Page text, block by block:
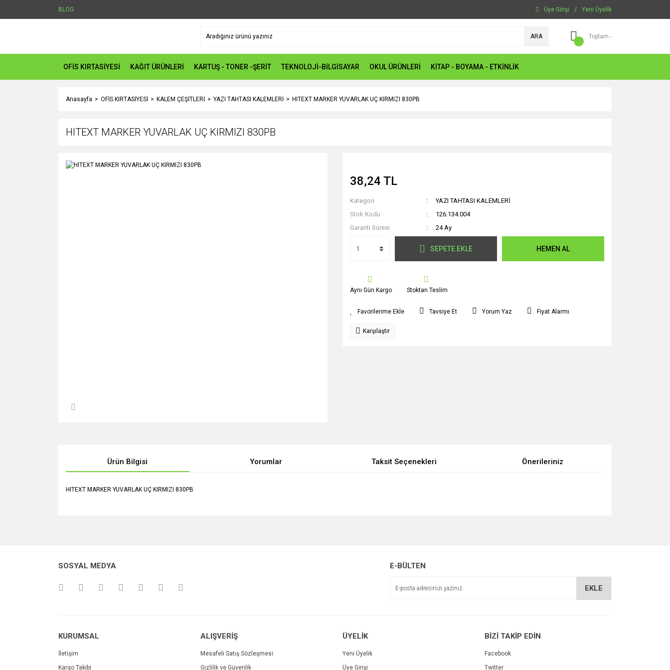
BLOG Üye Girişi / Yeni Üyelik
ARA Toplam -
OFİS KIRTASİYESİ KAĞIT ÜRÜNLERİ KARTUŞ - TONER -ŞERİT TEKNOLOJİ-BİLGİSAYAR OKUL ÜRÜNLERİ KİTAP - BOYAMA - ETKİNLİK
Anasayfa OFİS KIRTASİYESİ KALEM ÇEŞİTLERİ YAZI TAHTASI KALEMLERİ HITEXT MARKER YUVARLAK UÇ KIRMIZI 830PB
HITEXT MARKER YUVARLAK UÇ KIRMIZI 830PB
38,24 TL
Kategori
YAZI TAHTASI KALEMLERİ
Stok Kodu
126.134.004
Garanti Süresi
24 Ay
SEPETE EKLE HEMEN AL
Aynı Gün Kargo Stoktan Teslim
Tavsiye Et Yorum Yaz Fiyat Alarmı
Karşılaştır
Ürün Bilgisi Yorumlar Taksit Seçenekleri Önerileriniz
HITEXT MARKER YUVARLAK UÇ KIRMIZI 830PB
Ürün açıklamasında eksik bilgiler bulunuyor.
SOSYAL MEDYA E-BÜLTEN
EKLE
KURUMSAL
İletişim
Kargo Takibi
ALIŞVERİŞ
Mesafeli Satış Sözleşmesi
Gizlilik ve Güvenlik
ÜYELİK
Yeni Üyelik
Üye Girişi
BİZİ TAKİP EDİN
Facebook
Twitter